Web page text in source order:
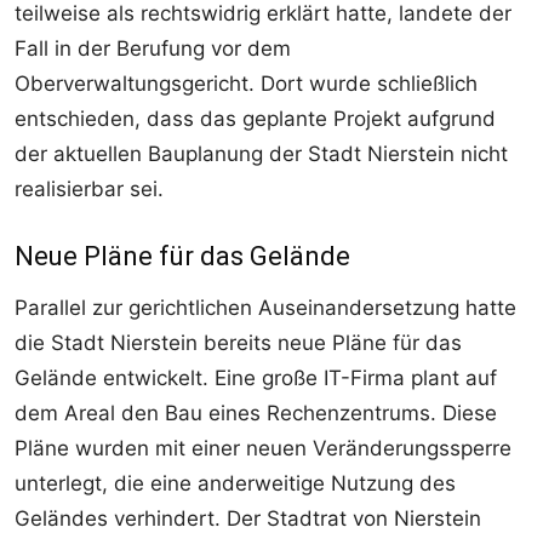
teilweise als rechtswidrig erklärt hatte, landete der
Fall in der Berufung vor dem
Oberverwaltungsgericht. Dort wurde schließlich
entschieden, dass das geplante Projekt aufgrund
der aktuellen Bauplanung der Stadt Nierstein nicht
realisierbar sei.
Neue Pläne für das Gelände
Parallel zur gerichtlichen Auseinandersetzung hatte
die Stadt Nierstein bereits neue Pläne für das
Gelände entwickelt. Eine große IT-Firma plant auf
dem Areal den Bau eines Rechenzentrums. Diese
Pläne wurden mit einer neuen Veränderungssperre
unterlegt, die eine anderweitige Nutzung des
Geländes verhindert. Der Stadtrat von Nierstein